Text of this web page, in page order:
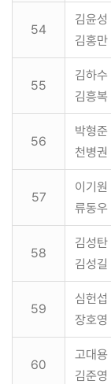
54
김윤성
김홍만
55
김하수
김흥복
56
박형준
천병권
57
이기원
류동우
58
김성탄
김성길
59
심헌섭
장호영
60
고대용
김준영